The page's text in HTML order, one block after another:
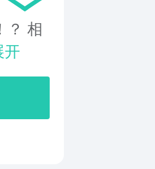
？ 相
开